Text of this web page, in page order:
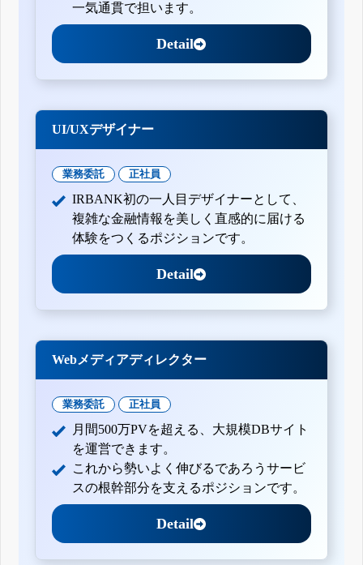
一気通貫で担います。
Detail
UI/UXデザイナー
業務委託 正社員
IRBANK初の一人目デザイナーとして、
複雑な金融情報を美しく直感的に届ける
体験をつくるポジションです。
Detail
Webメディアディレクター
業務委託 正社員
月間500万PVを超える、大規模DBサイト
を運営できます。
これから勢いよく伸びるであろうサービ
スの根幹部分を支えるポジションです。
Detail